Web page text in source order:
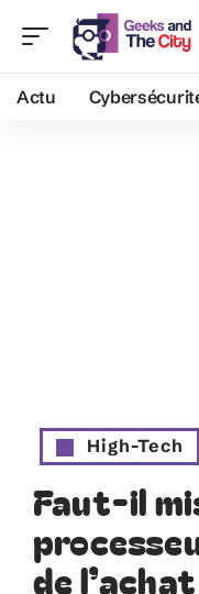
Actu
High-Tech
Faut-il
de